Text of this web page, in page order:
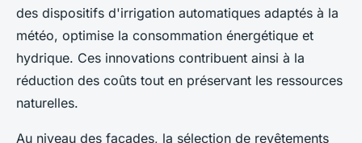
des dispositifs d'irrigation automatiques adaptés à la
météo, optimise la consommation énergétique et
hydrique. Ces innovations contribuent ainsi à la
réduction des coûts tout en préservant les ressources
naturelles.
Au niveau des façades, la sélection de revêtements